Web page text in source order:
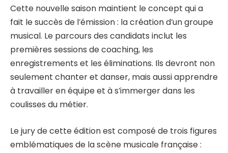
Cette nouvelle saison maintient le concept qui a
fait le succès de l’émission : la création d’un groupe
musical. Le parcours des candidats inclut les
premières sessions de coaching, les
enregistrements et les éliminations. Ils devront non
seulement chanter et danser, mais aussi apprendre
à travailler en équipe et à s’immerger dans les
coulisses du métier.
Le jury de cette édition est composé de trois figures
emblématiques de la scène musicale française :